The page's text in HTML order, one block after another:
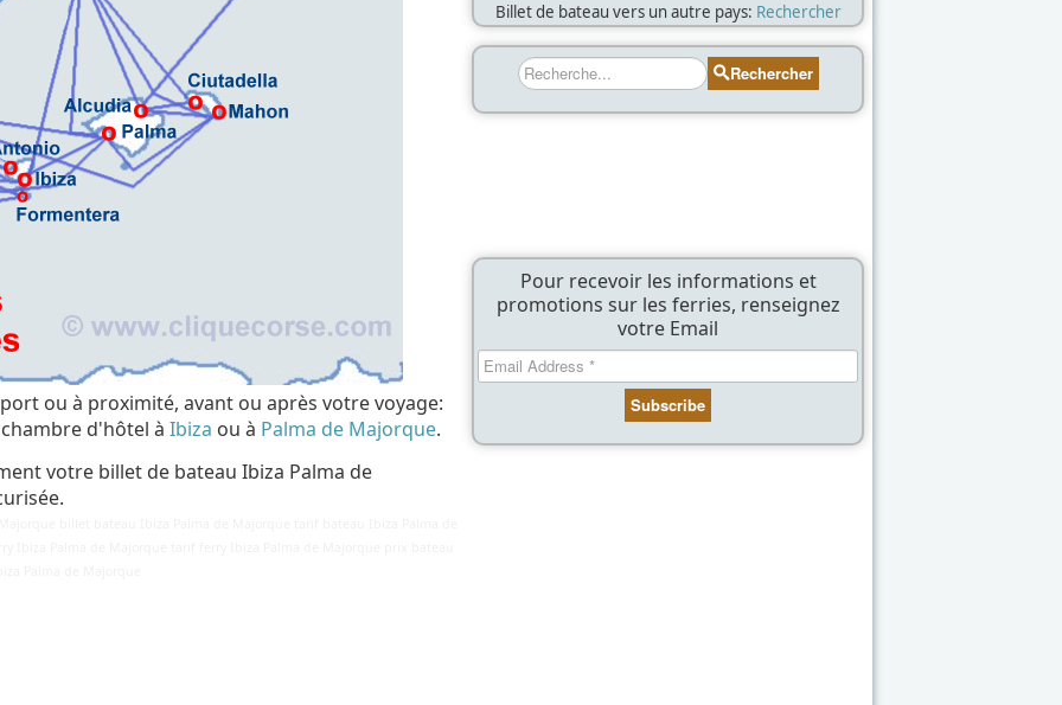
ou à proximité, avant ou après votre voyage:
d'hôtel à Ibiza ou à Palma de Majorque.
votre billet de bateau Ibiza Palma de
Billet de bateau vers un autre pays: Rechercher
Rechercher Rechercher
Pour recevoir les informations et
promotions sur les ferries, renseignez
votre Email